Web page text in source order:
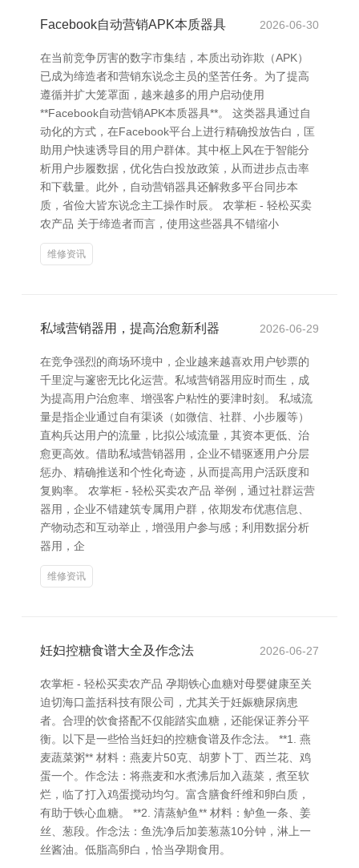
Facebook自动营销APK本质器具 2026-06-30
在当前竞争厉害的数字市集结，本质出动诈欺（APK）
已成为缔造者和营销东说念主员的坚苦任务。为了提高
遵循并扩大笼罩面，越来越多的用户启动使用
**Facebook自动营销APK本质器具**。 这类器具通过自
动化的方式，在Facebook平台上进行精确投放告白，匡
助用户快速诱导目的用户群体。其中枢上风在于智能分
析用户步履数据，优化告白投放政策，从而进步点击率
和下载量。此外，自动营销器具还解救多平台同步本
质，省俭大皆东说念主工操作时辰。 农掌柜 - 轻松买卖
农产品 关于缔造者而言，使用这些器具不错缩小
维修资讯
私域营销器用，提高治愈新利器 2026-06-29
在竞争强烈的商场环境中，企业越来越喜欢用户钞票的
千里淀与邃密无比化运营。私域营销器用应时而生，成
为提高用户治愈率、增强客户粘性的要津时刻。 私域流
量是指企业通过自有渠谈（如微信、社群、小步履等）
直构兵达用户的流量，比拟公域流量，其资本更低、治
愈更高效。借助私域营销器用，企业不错驱逐用户分层
惩办、精确推送和个性化奇迹，从而提高用户活跃度和
复购率。 农掌柜 - 轻松买卖农产品 举例，通过社群运营
器用，企业不错建筑专属用户群，依期发布优惠信息、
产物动态和互动举止，增强用户参与感；利用数据分析
器用，企
维修资讯
妊妇控糖食谱大全及作念法 2026-06-27
农掌柜 - 轻松买卖农产品 孕期铁心血糖对母婴健康至关
迫切海口盖括科技有限公司，尤其关于妊娠糖尿病患
者。合理的饮食搭配不仅能踏实血糖，还能保证养分平
衡。以下是一些恰当妊妇的控糖食谱及作念法。 **1. 燕
麦蔬菜粥** 材料：燕麦片50克、胡萝卜丁、西兰花、鸡
蛋一个。作念法：将燕麦和水煮沸后加入蔬菜，煮至软
烂，临了打入鸡蛋搅动均匀。富含膳食纤维和卵白质，
有助于铁心血糖。 **2. 清蒸鲈鱼** 材料：鲈鱼一条、姜
丝、葱段。作念法：鱼洗净后加姜葱蒸10分钟，淋上一
丝酱油。低脂高卵白，恰当孕期食用。